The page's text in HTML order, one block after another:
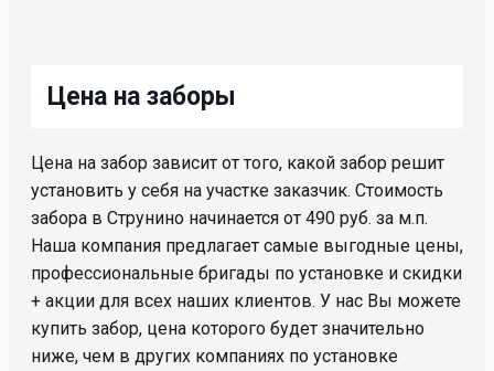
Цена на заборы
Цена на забор зависит от того, какой забор решит
установить у себя на участке заказчик. Стоимость
забора в Струнино начинается от 490 руб. за м.п.
Наша компания предлагает самые выгодные цены,
профессиональные бригады по установке и скидки
+ акции для всех наших клиентов. У нас Вы можете
купить забор, цена которого будет значительно
ниже, чем в других компаниях по установке